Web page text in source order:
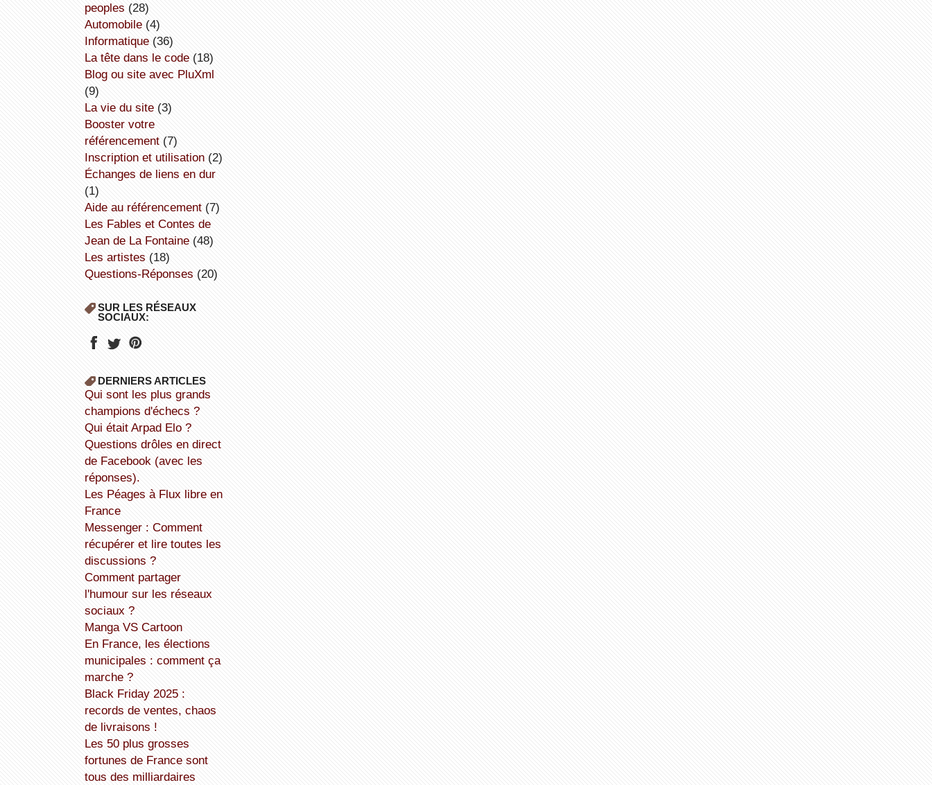
peoples (28)
Automobile(4)
informatique(36)
la tête dans le code(18)
Blog ou site avec PluXml
(9)
la vie du site(3)
booster votre
référencement(7)
inscription et utilisation(2)
échanges de liens en dur
(1)
aide au référencement(7)
Les Fables et Contes de
Jean de La Fontaine(48)
Les artistes (18)
Questions-Réponses (20)
SUR LES RÉSEAUX
SOCIAUX:
DERNIERS ARTICLES
Qui sont les plus grands
champions d'échecs ?
Qui était Arpad Elo ?
Questions drôles en direct
de Facebook (avec les
réponses).
Les Péages à Flux libre en
France
Messenger : Comment
récupérer et lire toutes les
discussions ?
Comment partager
l'humour sur les réseaux
sociaux ?
Manga VS Cartoon
En France, les élections
municipales : comment ça
marche ?
Black Friday 2025 :
records de ventes, chaos
de livraisons !
Les 50 plus grosses
fortunes de France sont
tous des milliardaires